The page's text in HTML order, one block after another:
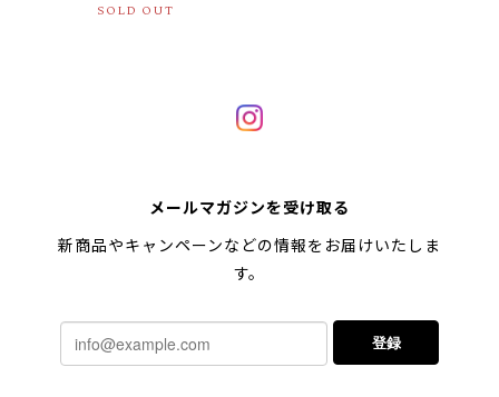
SOLD OUT
メールマガジンを受け取る
新商品やキャンペーンなどの情報をお届けいたしま
す。
登録